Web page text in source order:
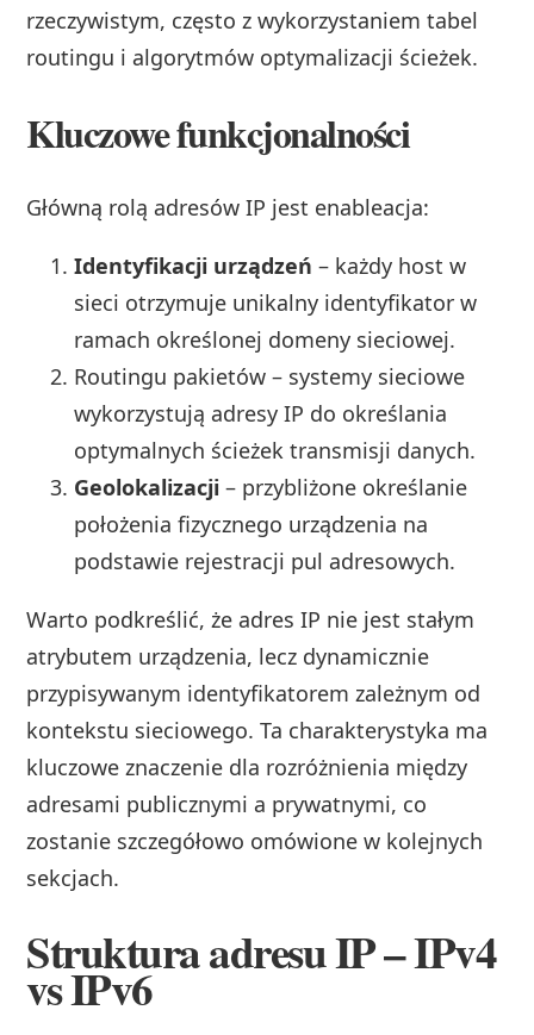
rzeczywistym, często z wykorzystaniem tabel
routingu i algorytmów optymalizacji ścieżek.
Kluczowe funkcjonalności
Główną rolą adresów IP jest enableacja:
Identyfikacji urządzeń – każdy host w
sieci otrzymuje unikalny identyfikator w
ramach określonej domeny sieciowej.
Routingu pakietów – systemy sieciowe
wykorzystują adresy IP do określania
optymalnych ścieżek transmisji danych.
Geolokalizacji – przybliżone określanie
położenia fizycznego urządzenia na
podstawie rejestracji pul adresowych.
Warto podkreślić, że adres IP nie jest stałym
atrybutem urządzenia, lecz dynamicznie
przypisywanym identyfikatorem zależnym od
kontekstu sieciowego. Ta charakterystyka ma
kluczowe znaczenie dla rozróżnienia między
adresami publicznymi a prywatnymi, co
zostanie szczegółowo omówione w kolejnych
sekcjach.
Struktura adresu IP – IPv4
vs IPv6